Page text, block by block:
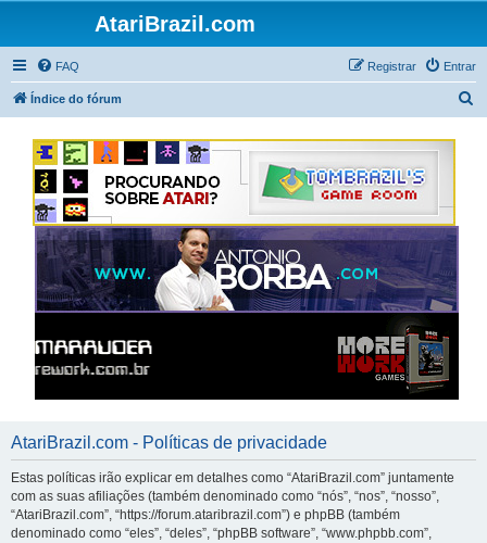
AtariBrazil.com
FAQ Entrar
Registrar
Índice do fórum
AtariBrazil.com - Políticas de privacidade
Estas políticas irão explicar em detalhes como “AtariBrazil.com” juntamente
com as suas afiliações (também denominado como “nós”, “nos”, “nosso”,
“AtariBrazil.com”, “https://forum.ataribrazil.com”) e phpBB (também
denominado como “eles”, “deles”, “phpBB software”, “www.phpbb.com”,